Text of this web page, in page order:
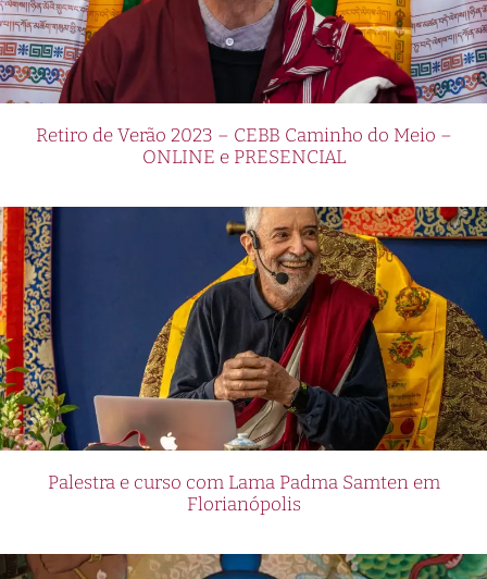
Retiro de Verão 2023 – CEBB Caminho do Meio –
ONLINE e PRESENCIAL
Palestra e curso com Lama Padma Samten em
Florianópolis